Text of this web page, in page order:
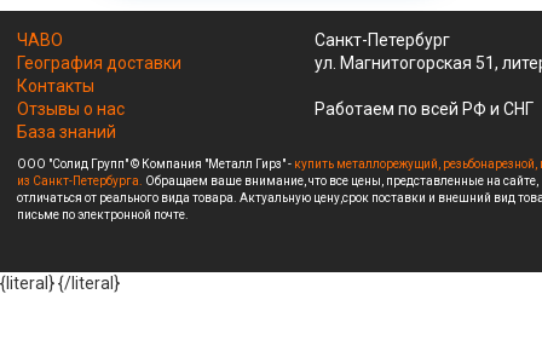
ЧАВО
География доставки
Контакты
Отзывы о нас
База знаний
Санкт-Петербург
ул. Магнитогорская 51,
Работаем по всей РФ и СНГ
ООО "Солид Групп" © Компания "Металл Гирз" - купить металлорежущий,
из Санкт-Петербурга. Обращаем ваше внимание, что все цены, представленные на
отличаться от реального вида товара. Актуальную цену,срок поставки и внешний вид
письме по электронной почте.
{literal}{/literal}